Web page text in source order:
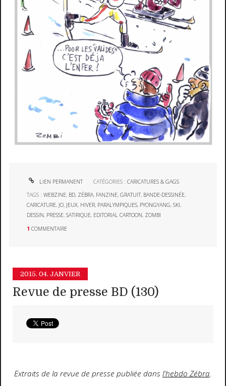
LIEN PERMANENT CATÉGORIES :CARICATURES & GAGS
TAGS :WEBZINE, BD, ZÉBRA, FANZINE,GRATUIT, BANDE-DESSINÉE,
CARICATURE, JO, JEUX, HIVER, PARALYMPIQUES, PYONGYANG,SKI,
DESSIN, PRESSE,SATIRIQUE, EDITORIAL CARTOON, ZOMBI
1 COMMENTAIRE
2015. 04. JANVIER
Revue de presse BD (130)
Extraits de la revue de presse publiée dans l'hebdo Zébra.